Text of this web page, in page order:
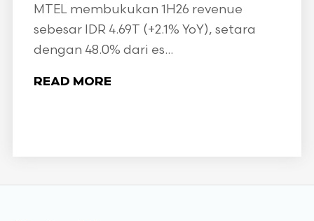
MTEL membukukan 1H26 revenue
sebesar IDR 4.69T (+2.1% YoY), setara
dengan 48.0% dari es...
READ MORE